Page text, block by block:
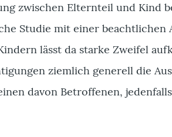
zwischen Elternteil und Kind
Studie mit einer beachtlichen
lässt da starke Zweifel
ziemlich generell die
davon Betroffenen,